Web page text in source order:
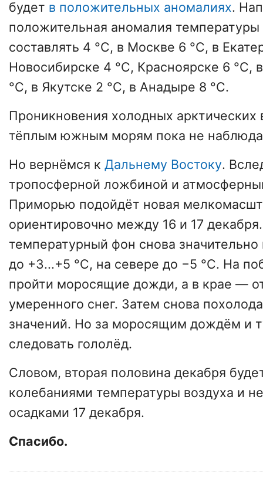
будет в положительных аномалиях.
положительная аномалия
составлять 4 °C, в Москве 6 °C, в
Новосибирске 4 °C, Красноярске 6 °C,
°C, в Якутске 2 °C, в Анадыре 8 °C.
Проникновения холодных
тёплым южным морям пока не
Но вернёмся к Дальнему Востоку.
тропосферной ложбиной и
Приморью подойдёт новая
ориентировочно между 16 и 17
температурный фон снова
до +3...+5 °C, на севере до −5 °C. На
пройти моросящие дожди, а в крае —
умеренного снег. Затем снова
значений. Но за моросящим дождём и
следовать гололёд.
Словом, вторая половина декабря
колебаниями температуры воздуха и
осадками 17 декабря.
Спасибо.